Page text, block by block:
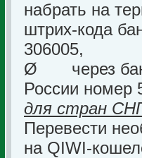
набрать на
штрих-кода
306005,
Ø
через
России номер
для стран
Перевести
на QIWI-